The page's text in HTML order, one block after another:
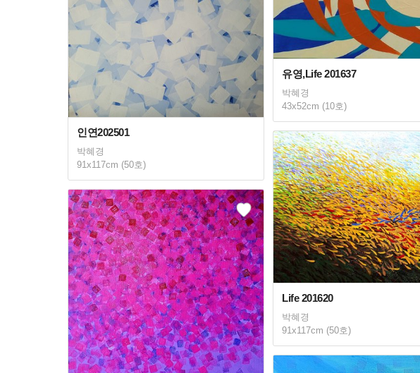
유영,Life 201637
박혜경
43x52cm (10호)
인연202501
박혜경
91x117cm (50호)
Life 201620
박혜경
91x117cm (50호)